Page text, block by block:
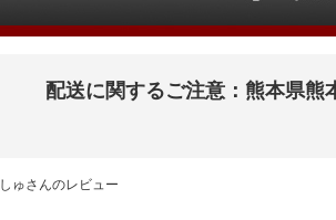
配送に関するご注意：熊本県熊
ゅさんのレビュー